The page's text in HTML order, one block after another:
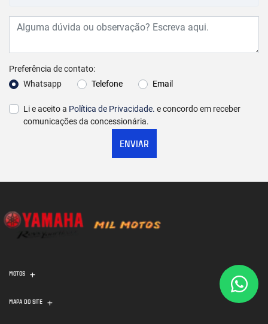
Preferência de contato:
Whatsapp
Telefone Email
Li e aceito a Política de Privacidade. e concordo em receber
comunicações da concessionária.
ENVIAR
MOTOS
MAPA DO SITE